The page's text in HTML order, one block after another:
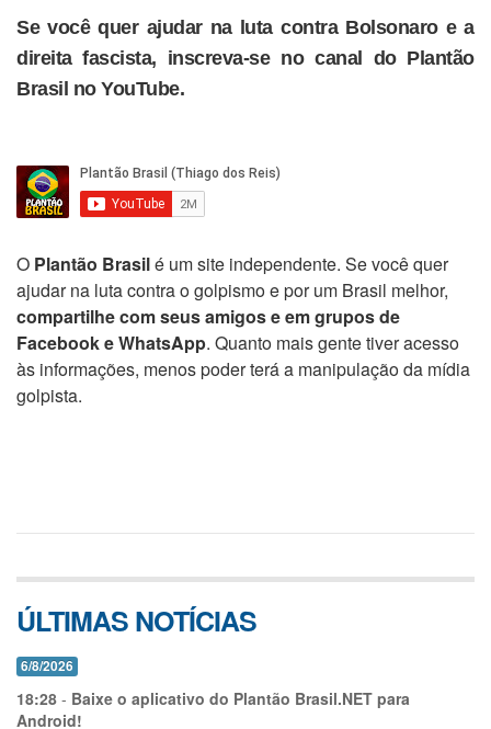
Se você quer ajudar na luta contra Bolsonaro e a
direita fascista, inscreva-se no canal do Plantão
Brasil no YouTube.
O Plantão Brasilé um site independente. Se você quer
ajudar na luta contra o golpismo e por um Brasil melhor,
compartilhe com seus amigos e em grupos de
Facebook e WhatsApp. Quanto mais gente tiver acesso
às informações, menos poder terá a manipulação da mídia
golpista.
ÚLTIMAS NOTÍCIAS
6/8/2026
18:28 - Baixe o aplicativo do Plantão Brasil.NET para
Android!